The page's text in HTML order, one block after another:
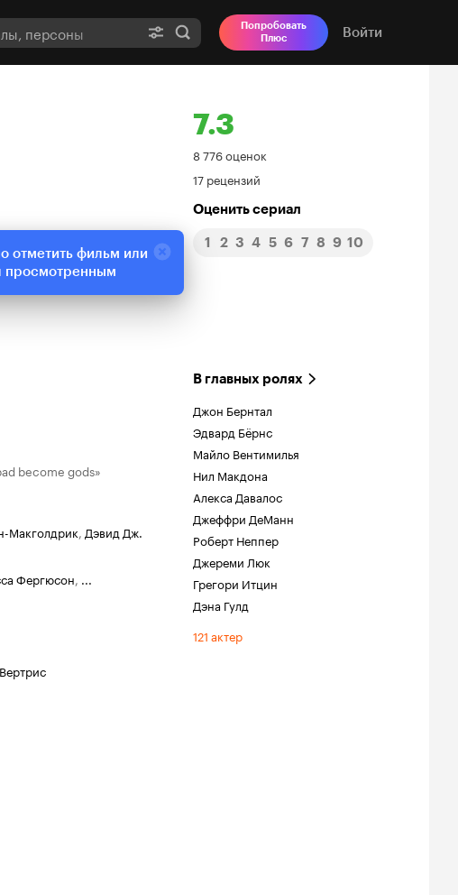
Попробовать
Плюс
Войти
7.3
Рейтинг
Кинопоиска
7.3
8 776 оценок
17 рецензий
Оценить сериал
1 2 3 4 5 6 7 8 9 10
become gods»
Макголдрик, Дэвид Дж.
Фергюсон, ...
В главных ролях
Джон Бернтал
Эдвард Бёрнс
Майло Вентимилья
Нил Макдона
Алекса Давалос
Джеффри ДеМанн
Роберт Неппер
Джереми Люк
Грегори Итцин
Дэна Гулд
121 актер
отметить фильм или
просмотренным